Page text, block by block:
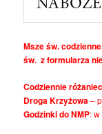
Msze św.
św. z formularza
Codziennie różaniec
Droga Krzyżowa–
Godzinki do NMP: